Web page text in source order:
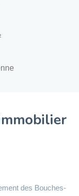
des Bouches-